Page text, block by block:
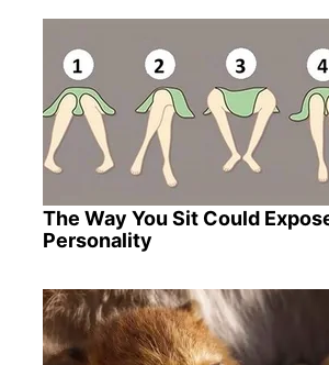
The Way You Sit Could
Personality